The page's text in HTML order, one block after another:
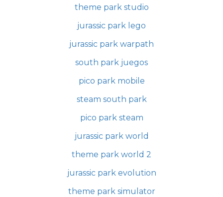
theme park studio
jurassic park lego
jurassic park warpath
south park juegos
pico park mobile
steam south park
pico park steam
jurassic park world
theme park world 2
jurassic park evolution
theme park simulator